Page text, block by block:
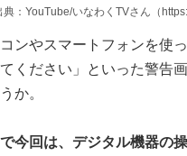
典：YouTube/いなわくTVさん（
ンやスマートフォンを使
ください」といった警告
か。
今回は、デジタル機器の